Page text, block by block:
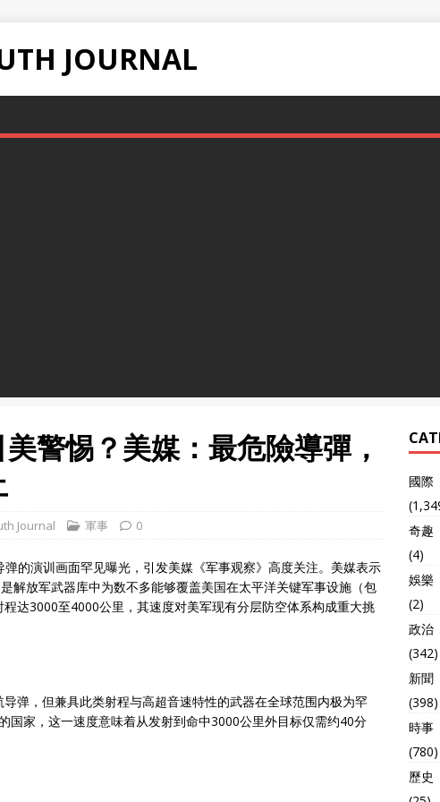
JOURNAL
警惕？美媒：最危險導彈，
Journal 軍事 0
的演训画面罕见曝光，引发美媒《军事观察》高度关注。美媒表示
解放军武器库中为数不多能够覆盖美国在太平洋关键军事设施（包
达3000至4000公里，其速度对美军现有分层防空体系构成重大挑
弹，但兼具此类射程与高超音速特性的武器在全球范围内极为罕
国家，这一速度意味着从发射到命中3000公里外目标仅需约40分
國際
奇趣
(4)
娛樂
(2)
政治
(342)
新聞
(398)
時事
(780)
歷史